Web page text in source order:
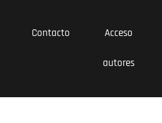
Contacto Acceso
autores